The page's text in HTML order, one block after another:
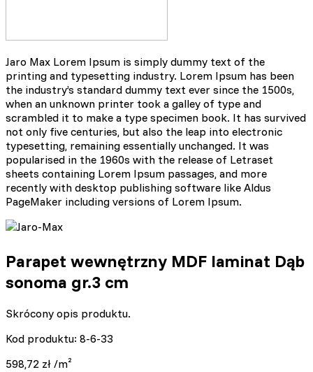
Jaro Max Lorem Ipsum is simply dummy text of the
printing and typesetting industry. Lorem Ipsum has been
the industry’s standard dummy text ever since the 1500s,
when an unknown printer took a galley of type and
scrambled it to make a type specimen book. It has survived
not only five centuries, but also the leap into electronic
typesetting, remaining essentially unchanged. It was
popularised in the 1960s with the release of Letraset
sheets containing Lorem Ipsum passages, and more
recently with desktop publishing software like Aldus
PageMaker including versions of Lorem Ipsum.
Parapet wewnętrzny MDF laminat Dąb
sonoma gr.3 cm
Skrócony opis produktu.
Kod produktu: 8-6-33
598,72 zł /m²